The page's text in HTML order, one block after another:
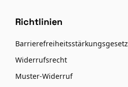
Richtlinien
Barrierefreiheitsstärkungsgesetz
Widerrufsrecht
Muster-Widerruf